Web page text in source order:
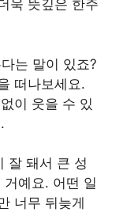
욱 뜻깊은 한주
는 말이 있죠?
떠나보세요.
이 웃을 수 있
잘 돼서 큰 성
예요. 어떤 일
너무 뒤늦게